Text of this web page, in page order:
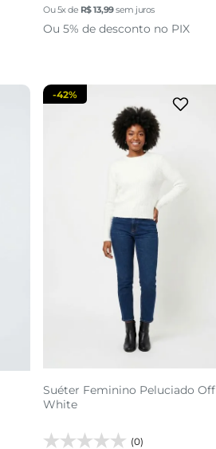
Ou5x de R$13,99sem juros
Ou 5% de desconto no PIX
adicionar a sacola
Suéter Feminino Peluciado Off
White
(0)
-42%